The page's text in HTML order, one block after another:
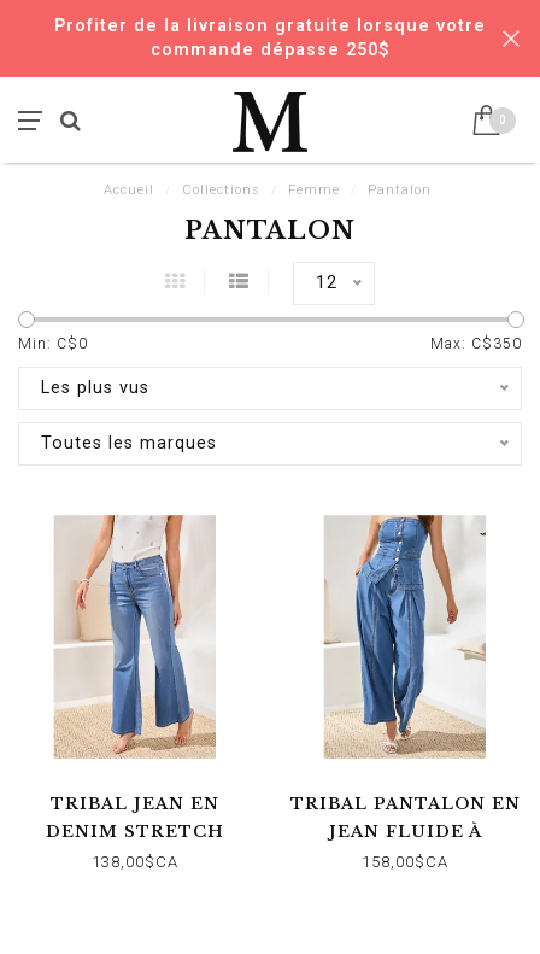
Profiter de la livraison gratuite lorsque votre
commande dépasse 250$
0
Accueil Collections Femme Pantalon
PANTALON
12
Min: C$ 0 Max: C$ 350
Les plus vus
Toutes les marques
TRIBAL JEAN EN
DENIM STRETCH
MOULANT BROOKE
138,00$CA
TRIBAL PANTALON EN
JEAN FLUIDE À
JAMBES LARGES
158,00$CA